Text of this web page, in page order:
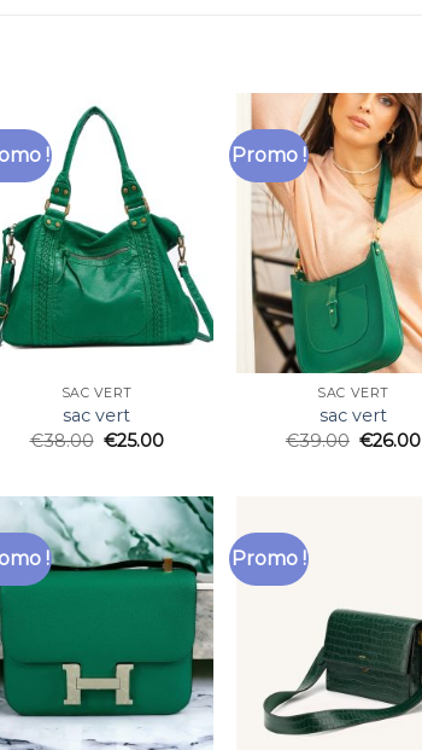
!
SAC VERT
sac vert
€38.00 €25.00
Promo !
SAC VERT
sac vert
€39.00 €26.00
! Promo !